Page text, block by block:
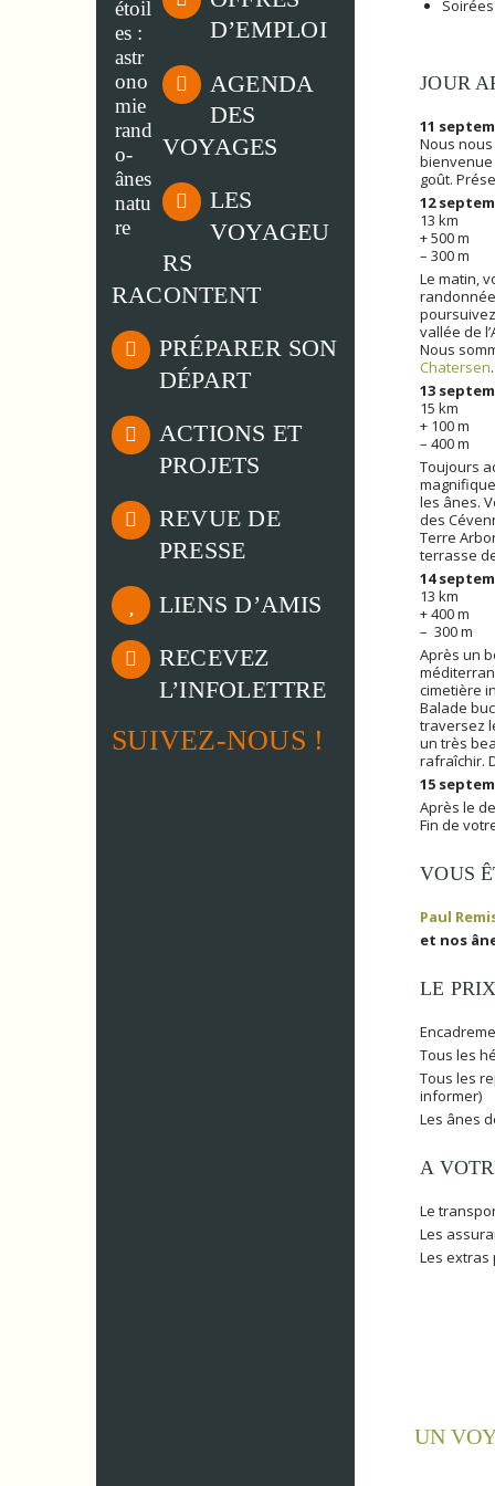
JOUR
11
Nous
bienvenue
goût.
12
13 km
+ 500 m
– 300 m
Le matin,
vallée de
Nous
Chatersen
13
15 km
+ 100 m
– 400 m
Toujours
les ânes.
des
Terre
terrasse
14
13 km
+ 400 m
– 300 m
Après un
cimetière
Balade
traversez
un très
rafraîchir.
15
Après le
Fin de
VOUS
Paul
et nos
LE
Tous les
Tous les
informer)
Les ânes
A
Le
Les
Les
UN
D’EMPLOI
AGENDA
DES
VOYAGES
LES
VOYAGEU
RS
RACONTENT
PRÉPARER SON
DÉPART
ACTIONS ET
PROJETS
REVUE DE
PRESSE
LIENS D’AMIS
RECEVEZ
L’INFOLETTRE
SUIVEZ-NOUS !